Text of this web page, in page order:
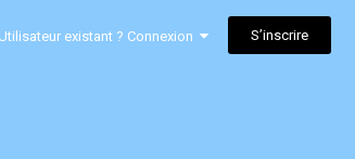
Utilisateur existant ? Connexion S’inscrire